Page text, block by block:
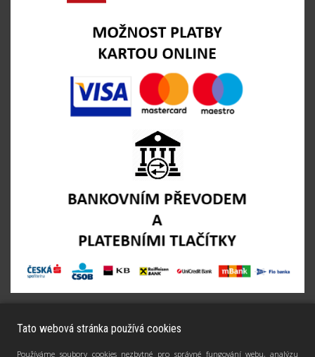
Tato webová stránka používá cookies
Používáme soubory cookies nezbytné pro správné fungování webu, analýzu